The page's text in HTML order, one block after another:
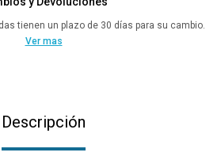
tienen un plazo de 30 días para su cambio.
Ver mas
Descripción